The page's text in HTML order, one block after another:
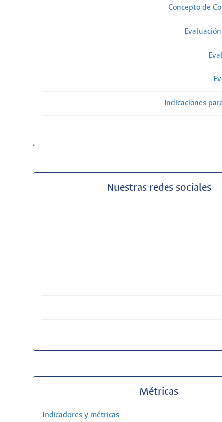
Concepto de
Indicaciones
Nuestras redes sociales
Métricas
Indicadores y métricas